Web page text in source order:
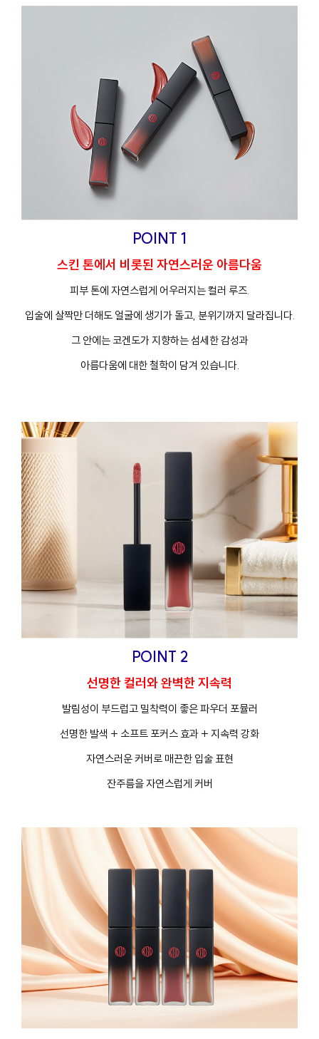
POINT 1
스킨 톤에서 비롯된 자연스러운 아름다움
피부 톤에 자연스럽게 어우러지는 컬러 루즈.
입술에 살짝만 더해도 얼굴에 생기가 돌고, 분위기까지 달라집니다.
그 안에는 코겐도가 지향하는 섬세한 감성과
아름다움에 대한 철학이 담겨 있습니다.
POINT 2
선명한 컬러와 완벽한 지속력
발림성이 부드럽고 밀착력이 좋은 파우더 포뮬러
선명한 발색 + 소프트 포커스 효과 + 지속력 강화
자연스러운 커버로 매끈한 입술 표현
잔주름을 자연스럽게 커버